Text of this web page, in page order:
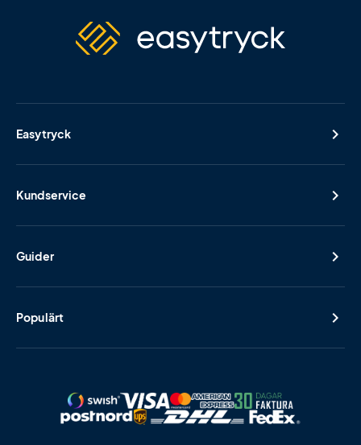
Easytryck
Kundservice
Guider
Populärt